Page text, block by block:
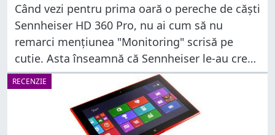
Când vezi pentru prima oară o pereche de căști
Sennheiser HD 360 Pro, nu ai cum să nu
remarci mențiunea "Monitoring" scrisă pe
cutie. Asta înseamnă că Sennheiser le-au creat
pentru cei care vor să aibă parte de un sunet
RECENZIE